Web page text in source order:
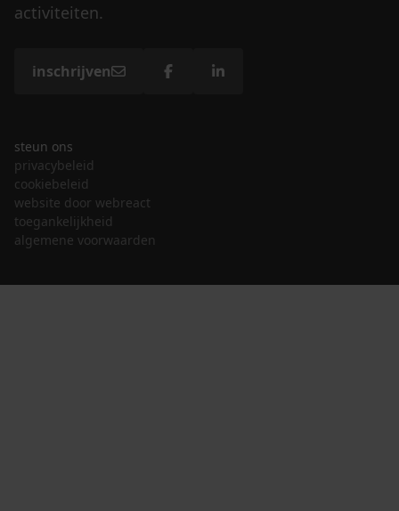
activiteiten.
inschrijven
steun ons
privacybeleid
cookiebeleid
website door webreact
toegankelijkheid
algemene voorwaarden